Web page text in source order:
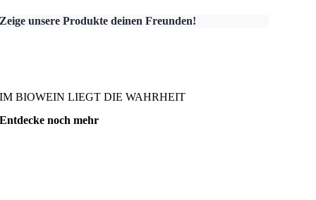
Zeige unsere Produkte deinen Freunden!
IM BIOWEIN LIEGT DIE WAHRHEIT
Entdecke noch mehr